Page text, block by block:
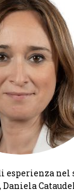
esperienza nel